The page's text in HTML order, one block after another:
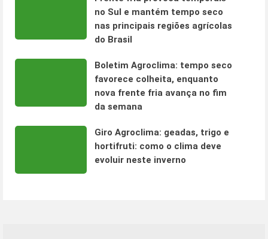
no Sul e mantém tempo seco
nas principais regiões agrícolas
do Brasil
Boletim Agroclima: tempo seco
favorece colheita, enquanto
nova frente fria avança no fim
da semana
Giro Agroclima: geadas, trigo e
hortifruti: como o clima deve
evoluir neste inverno